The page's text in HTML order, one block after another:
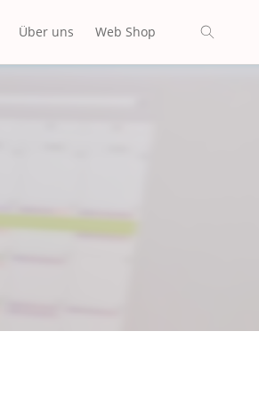
Über uns Web Shop O